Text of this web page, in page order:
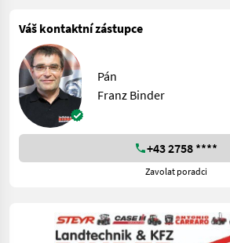
Váš kontaktní zástupce
Pán
Franz Binder
+43 2758 ****
Zavolat poradci